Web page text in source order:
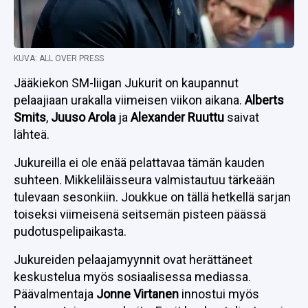
KUVA: ALL OVER PRESS
Jääkiekon SM-liigan Jukurit on kaupannut
pelaajiaan urakalla viimeisen viikon aikana. Alberts
Smits, Juuso Arola ja Alexander Ruuttu saivat
lähteä.
Jukureilla ei ole enää pelattavaa tämän kauden
suhteen. Mikkeliläisseura valmistautuu tärkeään
tulevaan sesonkiin. Joukkue on tällä hetkellä sarjan
toiseksi viimeisenä seitsemän pisteen päässä
pudotuspelipaikasta.
Jukureiden pelaajamyynnit ovat herättäneet
keskustelua myös sosiaalisessa mediassa.
Päävalmentaja Jonne Virtanen innostui myös